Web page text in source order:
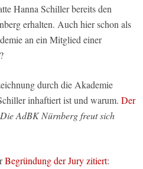
Hanna Schiller bereits den
erhalten. Auch hier schon als
an ein Mitglied einer
durch die Akademie
inhaftiert ist und warum. Der
AdBK Nürnberg freut sich
Begründung der Jury zitiert: